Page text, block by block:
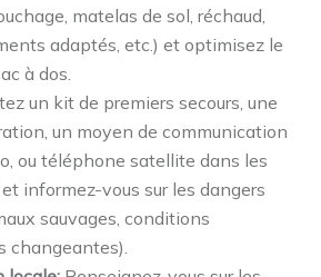
matelas de sol, réchaud,
adaptés, etc.) et optimisez le
à dos.
un kit de premiers secours, une
un moyen de communication
ou téléphone satellite dans les
informez-vous sur les dangers
sauvages, conditions
changeantes).